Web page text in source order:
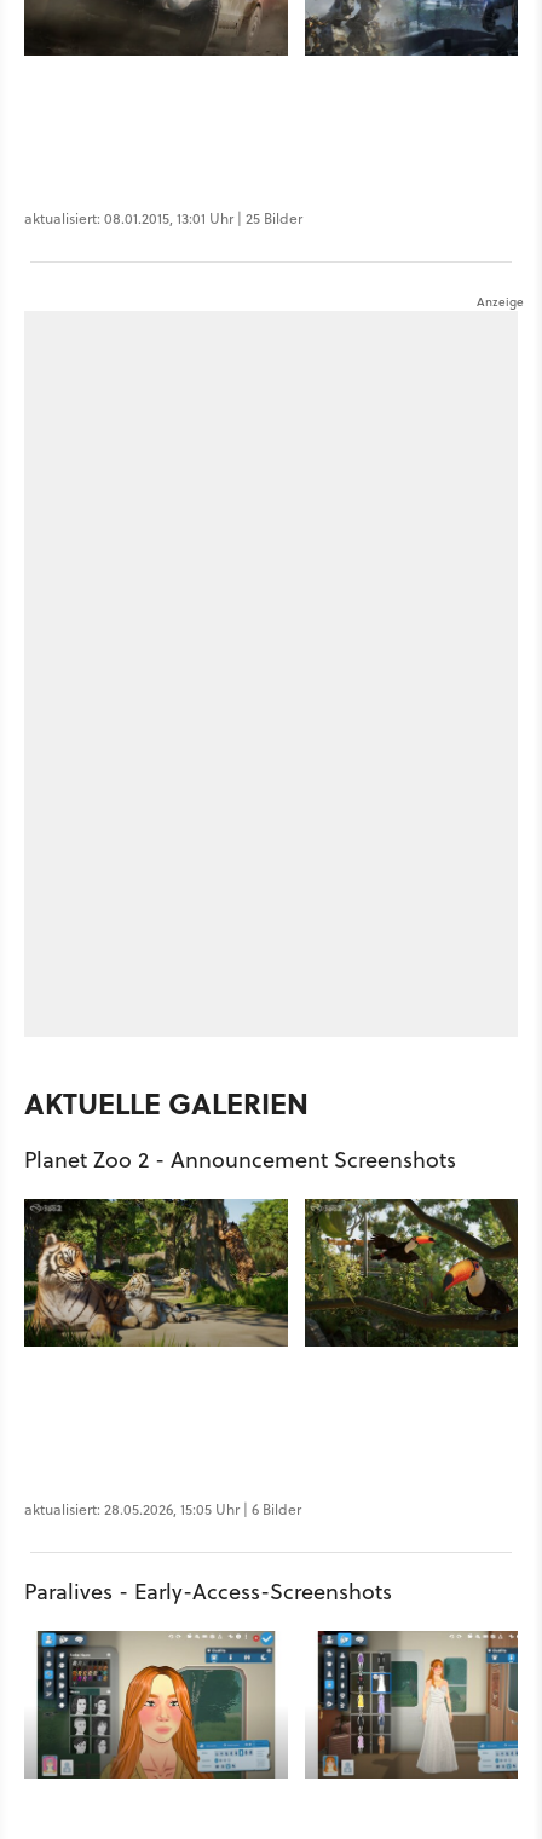
aktualisiert: 08.01.2015, 13:01 Uhr | 25 Bilder
AKTUELLE GALERIEN
Planet Zoo 2 - Announcement Screenshots
aktualisiert: 28.05.2026, 15:05 Uhr | 6 Bilder
Paralives - Early-Access-Screenshots